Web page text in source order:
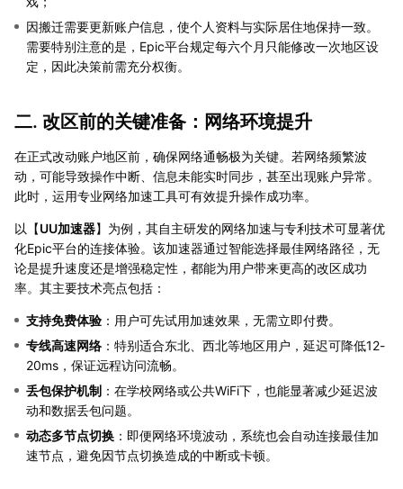
因搬迁需要更新账户信息，使个人资料与实际居住地保持一致。
需要特别注意的是，Epic平台规定每六个月只能修改一次地区设
定，因此决策前需充分权衡。
二. 改区前的关键准备：网络环境提升
在正式改动账户地区前，确保网络通畅极为关键。若网络频繁波
动，可能导致操作中断、信息未能实时同步，甚至出现账户异常。
此时，运用专业网络加速工具可有效提升操作成功率。
以【UU加速器】为例，其自主研发的网络加速与专利技术可显著优
化Epic平台的连接体验。该加速器通过智能选择最佳网络路径，无
论是提升速度还是增强稳定性，都能为用户带来更高的改区成功
率。其主要技术亮点包括：
支持免费体验 ：用户可先试用加速效果，无需立即付费。
专线高速网络 ：特别适合东北、西北等地区用户，延迟可降低12-
20ms，保证远程访问流畅。
丢包保护机制 ：在学校网络或公共WiFi下，也能显著减少延迟波
动和数据丢包问题。
动态多节点切换 ：即便网络环境波动，系统也会自动连接最佳加
速节点，避免因节点切换造成的中断或卡顿。